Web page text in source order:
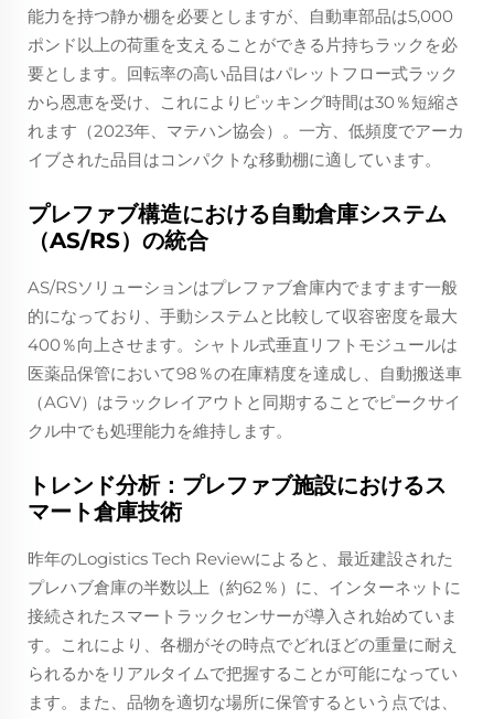
能力を持つ静か棚を必要としますが、自動車部品は5,000
ポンド以上の荷重を支えることができる片持ちラックを必
要とします。回転率の高い品目はパレットフロー式ラック
から恩恵を受け、これによりピッキング時間は30％短縮さ
れます（2023年、マテハン協会）。一方、低頻度でアーカ
イブされた品目はコンパクトな移動棚に適しています。
プレファブ構造における自動倉庫システム
（AS/RS）の統合
AS/RSソリューションはプレファブ倉庫内でますます一般
的になっており、手動システムと比較して収容密度を最大
400％向上させます。シャトル式垂直リフトモジュールは
医薬品保管において98％の在庫精度を達成し、自動搬送車
（AGV）はラックレイアウトと同期することでピークサイ
クル中でも処理能力を維持します。
トレンド分析：プレファブ施設におけるス
マート倉庫技術
昨年のLogistics Tech Reviewによると、最近建設された
プレハブ倉庫の半数以上（約62％）に、インターネットに
接続されたスマートラックセンサーが導入され始めていま
す。これにより、各棚がその時点でどれほどの重量に耐え
られるかをリアルタイムで把握することが可能になってい
ます。また、品物を適切な場所に保管するという点では、